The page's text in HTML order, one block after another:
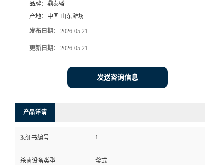
品牌： 鼎泰盛
产地： 中国 山东潍坊
发布日期： 2026-05-21
更新日期： 2026-05-21
发送咨询信息
产品详请
3c证书编号 1
杀菌设备类型 釜式